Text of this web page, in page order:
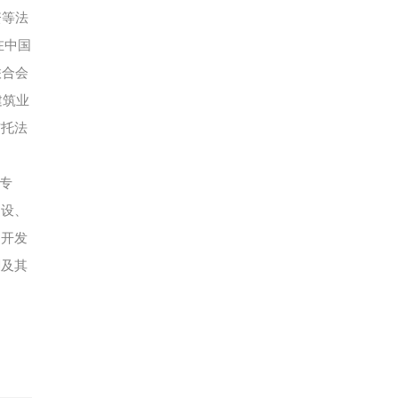
法
国
会
业
法
、
发
其